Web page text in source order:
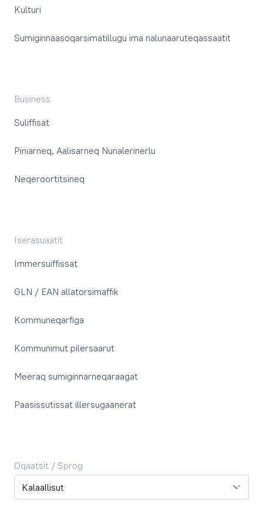
Kulturi
Sumiginnaasoqarsimatillugu ima nalunaaruteqassaatit
Business
Suliffisat
Piniarneq, Aalisarneq Nunalerinerlu
Neqeroortitsineq
Iserasuaatit
Immersuiffissat
GLN / EAN allatorsimaffik
Kommuneqarfiga
Kommunimut pilersaarut
Meeraq sumiginnarneqaraagat
Paasissutissat illersugaanerat
Oqaatsit / Sprog
Oqaatsit / Sprog